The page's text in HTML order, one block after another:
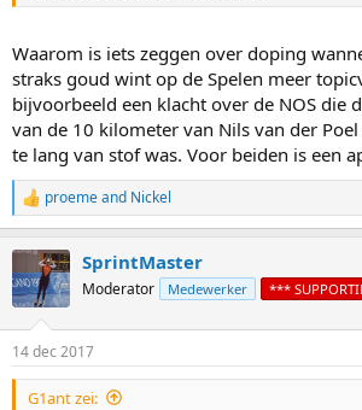
Waarom is iets zeggen over doping
straks goud wint op de Spelen meer
bijvoorbeeld een klacht over de NOS die
van de 10 kilometer van Nils van der
te lang van stof was. Voor beiden is een
R
e
t
i
s
:
proemeand Nickel
SprintMaster
Moderator Medewerker ***
14 dec 2017
G1ant zei: